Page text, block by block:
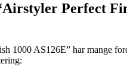
Perfect
1000 AS126E” har mange